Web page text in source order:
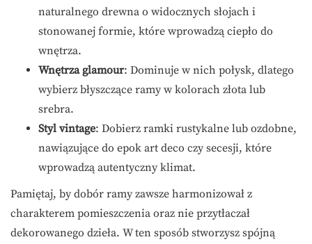
naturalnego drewna o widocznych słojach i
stonowanej formie, które wprowadzą ciepło do
wnętrza.
Wnętrza glamour: Dominuje w nich połysk, dlatego
wybierz błyszczące ramy w kolorach złota lub
srebra.
Styl vintage: Dobierz ramki rustykalne lub ozdobne,
nawiązujące do epok art deco czy secesji, które
wprowadzą autentyczny klimat.
Pamiętaj, by dobór ramy zawsze harmonizował z
charakterem pomieszczenia oraz nie przytłaczał
dekorowanego dzieła. W ten sposób stworzysz spójną